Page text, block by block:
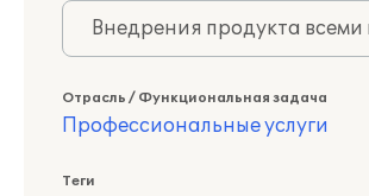
Внедрения продукта
Отрасль / Функциональная задача
Профессиональные услуги
Теги